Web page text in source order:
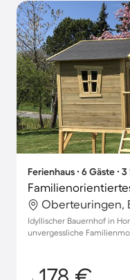
Ferienhaus ∙ 6 Gäste ∙
Oberteuringen,
Idyllischer Bauernhof in
unvergessliche